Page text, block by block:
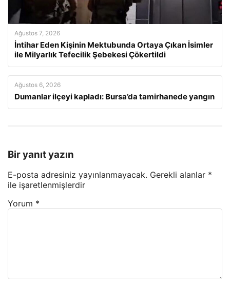
Ağustos 7, 2026
İntihar Eden Kişinin Mektubunda Ortaya Çıkan İsimler
ile Milyarlık Tefecilik Şebekesi Çökertildi
Ağustos 6, 2026
Dumanlar ilçeyi kapladı: Bursa’da tamirhanede yangın
Bir yanıt yazın
E-posta adresiniz yayınlanmayacak. Gerekli alanlar *
ile işaretlenmişlerdir
Yorum *